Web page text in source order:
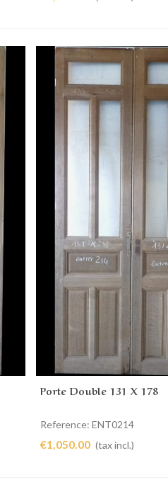
Add to cart
Porte Double 131 X 178
Reference: ENT0214
€1,050.00 (tax incl.)